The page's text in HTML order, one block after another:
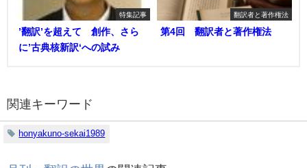
特集記事
’翻訳’を超えて 創作、さら
に’古典核新訳‘への試み
翻訳者と著作権法
第4回 翻訳者と著作権法
関連キーワード
honyakuno-sekai1989